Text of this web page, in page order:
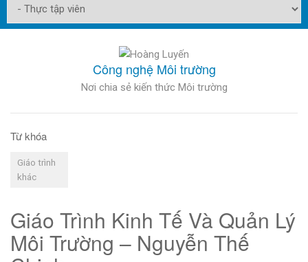
Công nghệ Môi trường
Nơi chia sẻ kiến thức Môi trường
Từ khóa
Giáo trình
khác
Giáo Trình Kinh Tế Và Quản Lý
Môi Trường – Nguyễn Thế